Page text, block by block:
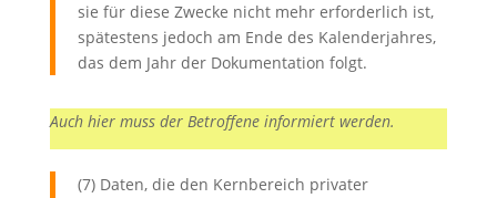
sie für diese Zwecke nicht mehr erforderlich ist,
spätestens jedoch am Ende des Kalenderjahres,
das dem Jahr der Dokumentation folgt.
Auch hier muss der Betroffene informiert werden.
(7) Daten, die den Kernbereich privater